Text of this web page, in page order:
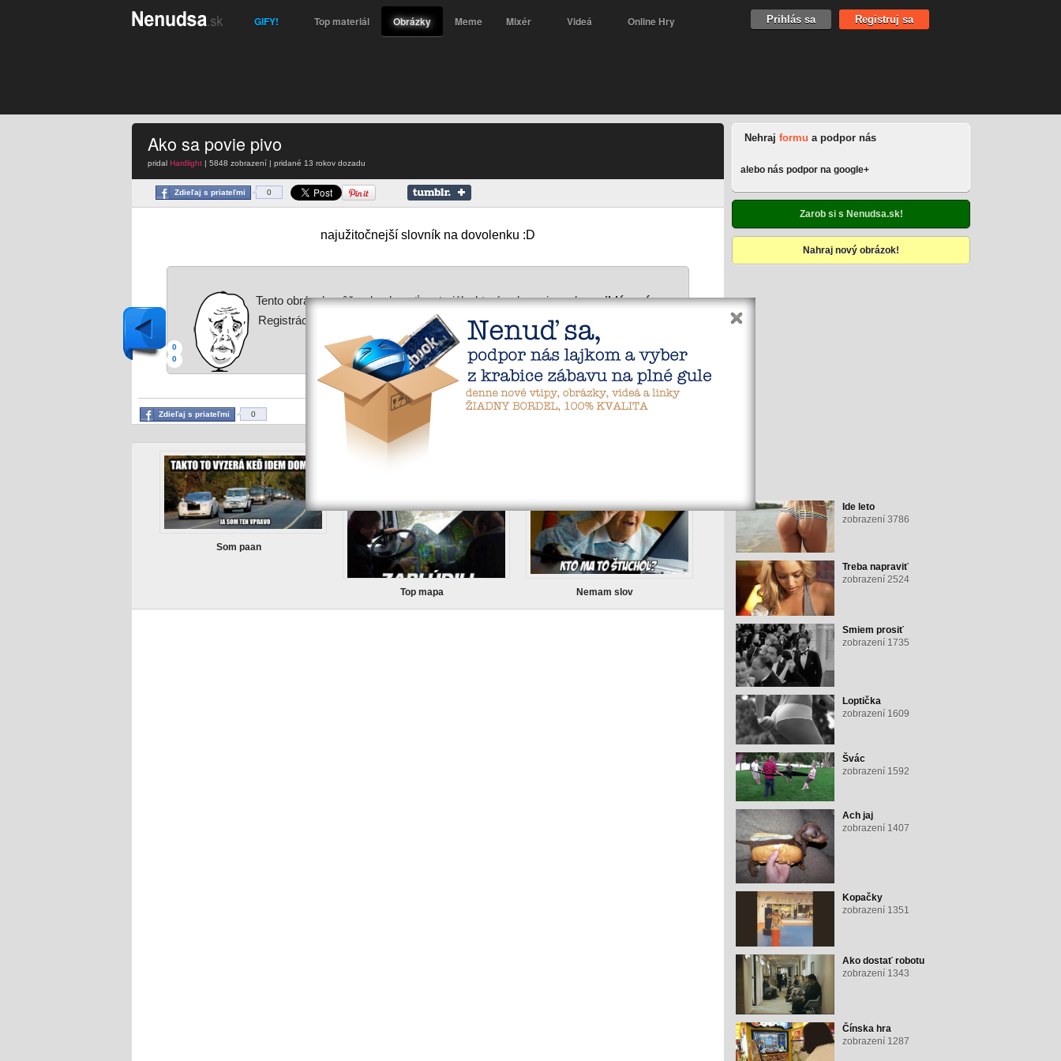
Prihlás sa Registruj sa
GIFY! Top materiál Obrázky Meme Mixér Videá Online Hry
Nehraj formu a podpor nás
alebo nás podpor na google+
Zarob si s Nenudsa.sk!
Nahraj nový obrázok!
Ide leto
zobrazení 3786
Treba napraviť
zobrazení 2524
Smiem prosiť
zobrazení 1735
Loptička
zobrazení 1609
Švác
zobrazení 1592
Ach jaj
zobrazení 1407
Kopačky
zobrazení 1351
Ako dostať robotu
zobrazení 1343
Čínska hra
zobrazení 1287
Ako sa povie pivo
pridal Hardlight | 5848 zobrazení | pridané 13 rokov dozadu
Zdieľaj s priateľmi 0
0
0
najužitočnejší slovník na dovolenku :D
Tento obrázok môže obsahovať materiály, ktoré zobrazujeme lenprihláseným.
Registráciu nájdete v pravom hornom rohu v menu, alebo kliknite na tento text.
Registrácia ti zaberie pár sekúnd ;-)
Zdieľaj s priateľmi 0
pivo europa
Som paan
Top mapa Nemam slov